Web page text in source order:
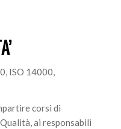
ISO 14000,
corsi di
ai responsabili